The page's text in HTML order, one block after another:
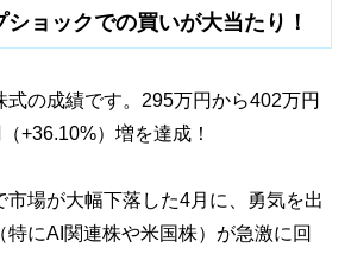
ョックでの買いが大当たり！
式の成績です。295万円から402万円
+36.10%）増を達成！
市場が大幅下落した4月に、勇気を出
特にAI関連株や米国株）が急激に回